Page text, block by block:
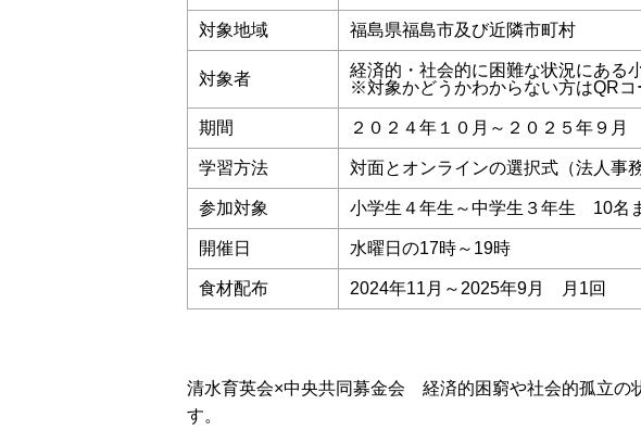
対象地域 福島県福島市及び近隣市町村
対象者
経済的・社会的に困難な状況にある
※対象かどうかわからない方はQR
期間 ２０２４年１０月～２０２５年９月
学習方法 対面とオンラインの選択式（法人事
参加対象 小学生４年生～中学生３年生 10名
開催日 水曜日の17時～19時
食材配布 2024年11月～2025年9月 月1回
清水育英会×中央共同募金会 経済的困窮や社会的孤立の
す。